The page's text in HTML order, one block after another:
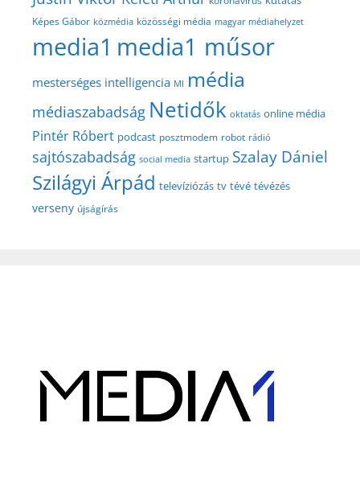
Képes Gábor közmédia közösségi média magyar médiahelyzet
media1 media1 műsor
mesterséges intelligencia MI média
médiaszabadság Netidők oktatás online média
Pintér Róbert podcast posztmodem robot rádió
sajtószabadság social media startup Szalay Dániel
Szilágyi Árpád televíziózás tv tévé tévézés
verseny újságírás